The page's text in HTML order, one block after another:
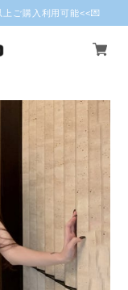
ご購入利用可能<<💌